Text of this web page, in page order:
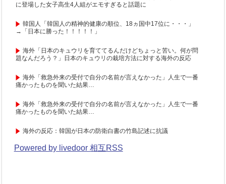
に登場した女子高生4人組がエモすぎると話題に
韓国人「韓国人の精神的健康の順位、18ヵ国中17位に・・・」
→「日本に勝った！！！！！」
海外「日本のキュウリを育ててるんだけどちょっと苦い。何が問
題なんだろう？」日本のキュウリの栽培方法に対する海外の反応
海外「救急外来の受付で自分の名前が言えなかった」人生で一番
痛かったものを聞いた結果…
海外「救急外来の受付で自分の名前が言えなかった」人生で一番
痛かったものを聞いた結果…
海外の反応：韓国が日本の防衛白書の竹島記述に抗議
Powered by livedoor 相互RSS